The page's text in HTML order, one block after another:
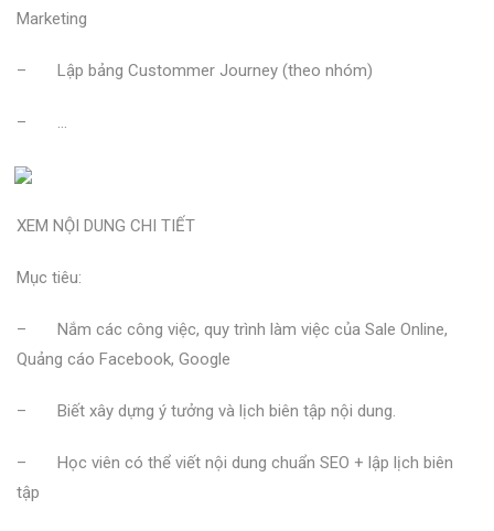
Marketing
– Lập bảng Custommer Journey (theo nhóm)
– …
XEM NỘI DUNG CHI TIẾT
Mục tiêu:
– Nắm các công việc, quy trình làm việc của Sale Online,
Quảng cáo Facebook, Google
– Biết xây dựng ý tưởng và lịch biên tập nội dung.
– Học viên có thể viết nội dung chuẩn SEO + lập lịch biên
tập